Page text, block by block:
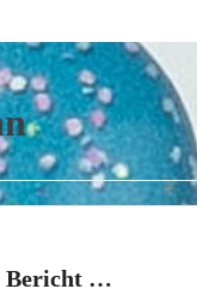
Bericht …